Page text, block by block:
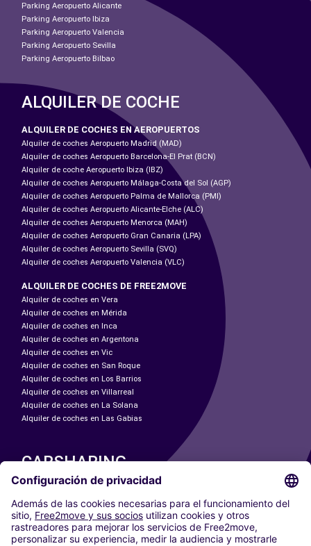
Parking Aeropuerto Alicante
Parking Aeropuerto Ibiza
Parking Aeropuerto Valencia
Parking Aeropuerto Sevilla
Parking Aeropuerto Bilbao
ALQUILER DE COCHE
ALQUILER DE COCHES EN AEROPUERTOS
Alquiler de coches Aeropuerto Madrid (MAD)
Alquiler de coches Aeropuerto Barcelona-El Prat (BCN)
Alquiler de coche Aeropuerto Ibiza (IBZ)
Alquiler de coches Aeropuerto Málaga-Costa del Sol (AGP)
Alquiler de coches Aeropuerto Palma de Mallorca (PMI)
Alquiler de coches Aeropuerto Alicante-Elche (ALC)
Alquiler de coches Aeropuerto Menorca (MAH)
Alquiler de coches Aeropuerto Gran Canaria (LPA)
Alquiler de coches Aeropuerto Sevilla (SVQ)
Alquiler de coches Aeropuerto Valencia (VLC)
ALQUILER DE COCHES DE FREE2MOVE
Alquiler de coches en Vera
Alquiler de coches en Mérida
Alquiler de coches en Inca
Alquiler de coches en Argentona
Alquiler de coches en Vic
Alquiler de coches en San Roque
Alquiler de coches en Los Barrios
Alquiler de coches en Villarreal
Alquiler de coches en La Solana
Alquiler de coches en Las Gabias
CARSHARING
NUESTRAS CIUDADES
Paris
Madrid
Washington DC
Milán